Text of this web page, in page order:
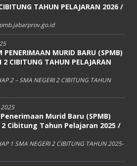
TAHUN PELAJARAN 2026 /
PENERIMAAN MURID BARU (SPMB)
2 CIBITUNG TAHUN PELAJARAN
2 – SMA NEGERI 2 CIBITUNG TAHUN
Murid Baru (SPMB)
Cibitung Tahun Pelajaran 2025 /
1 SMA NEGERI 2 CIBITUNG TAHUN 2025-